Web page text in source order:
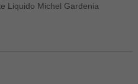
Liquido Michel Gardenia